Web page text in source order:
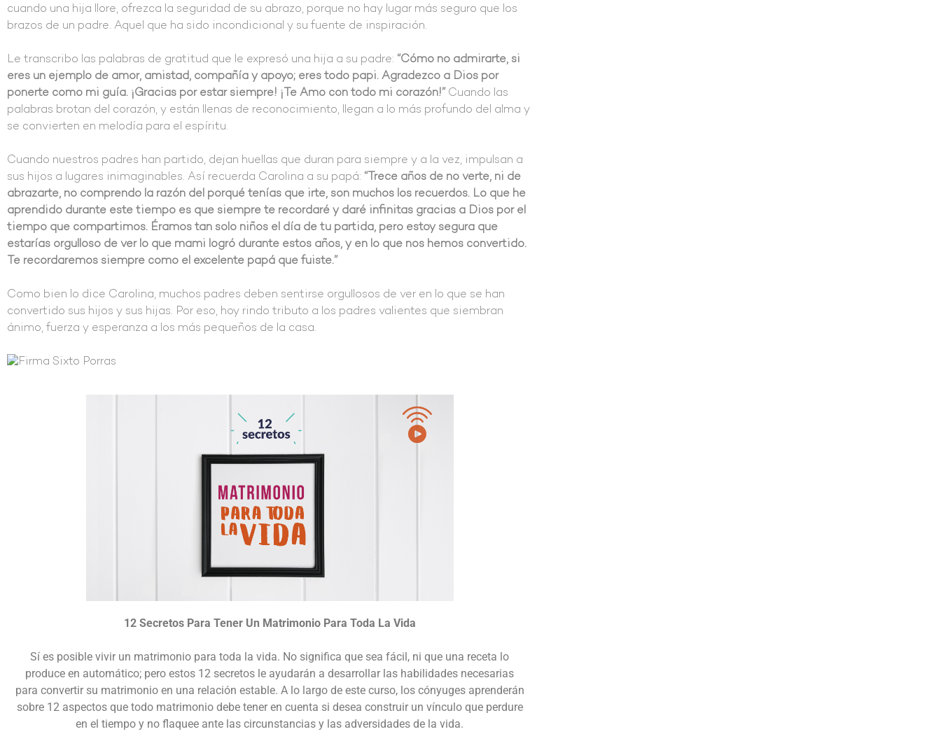
cuando una hija llore, ofrezca la seguridad de su abrazo, porque no hay lugar más seguro que los
brazos de un padre. Aquel que ha sido incondicional y su fuente de inspiración.
Le transcribo las palabras de gratitud que le expresó una hija a su padre: “Cómo no admirarte, si
eres un ejemplo de amor, amistad, compañía y apoyo; eres todo papi. Agradezco a Dios por
ponerte como mi guía. ¡Gracias por estar siempre! ¡Te Amo con todo mi corazón!” Cuando las
palabras brotan del corazón, y están llenas de reconocimiento, llegan a lo más profundo del alma y
se convierten en melodía para el espíritu.
Cuando nuestros padres han partido, dejan huellas que duran para siempre y a la vez, impulsan a
sus hijos a lugares inimaginables. Así recuerda Carolina a su papá: “Trece años de no verte, ni de
abrazarte, no comprendo la razón del porqué tenías que irte, son muchos los recuerdos. Lo que he
aprendido durante este tiempo es que siempre te recordaré y daré infinitas gracias a Dios por el
tiempo que compartimos. Éramos tan solo niños el día de tu partida, pero estoy segura que
estarías orgulloso de ver lo que mami logró durante estos años, y en lo que nos hemos convertido.
Te recordaremos siempre como el excelente papá que fuiste.”
Como bien lo dice Carolina, muchos padres deben sentirse orgullosos de ver en lo que se han
convertido sus hijos y sus hijas. Por eso, hoy rindo tributo a los padres valientes que siembran
ánimo, fuerza y esperanza a los más pequeños de la casa.
12 Secretos Para Tener Un Matrimonio Para Toda La Vida
Sí es posible vivir un matrimonio para toda la vida. No significa que sea fácil, ni que una receta lo
produce en automático; pero estos 12 secretos le ayudarán a desarrollar las habilidades necesarias
para convertir su matrimonio en una relación estable. A lo largo de este curso, los cónyuges aprenderán
sobre 12 aspectos que todo matrimonio debe tener en cuenta si desea construir un vínculo que perdure
en el tiempo y no flaquee ante las circunstancias y las adversidades de la vida.